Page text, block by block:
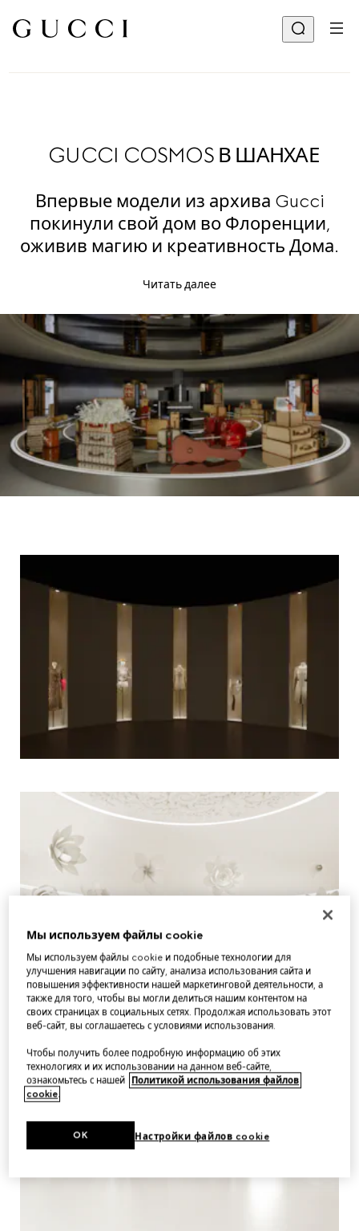
GUCCI COSMOS В ШАНХАЕ
Впервые модели из архива Gucci
покинули свой дом во Флоренции,
оживив магию и креативность Дома.
Читать далее
Мы используем файлы cookie
Мы используем файлы cookie и подобные технологии для
улучшения навигации по сайту, анализа использования сайта и
повышения эффективности нашей маркетинговой деятельности, а
также для того, чтобы вы могли делиться нашим контентом на
своих страницах в социальных сетях. Продолжая использовать этот
веб-сайт, вы соглашаетесь с условиями использования.
Чтобы получить более подробную информацию об этих
технологиях и их использовании на данном веб-сайте,
ознакомьтесь с нашей
Политикой использования файлов
cookie.
Настройки файлов cookie
OK